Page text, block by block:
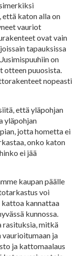
että katon alla on
vauriot
ovat vain
tapauksissa
on
otteen puuosista.
nopeasti
että yläpohjan
yläpohjan
jotta hometta ei
onko katon
ei jää
kaupan päälle
voi
kannattaa
kunnossa.
rasituksia, mitkä
vaurioitumaan ja
ja kattomaalaus